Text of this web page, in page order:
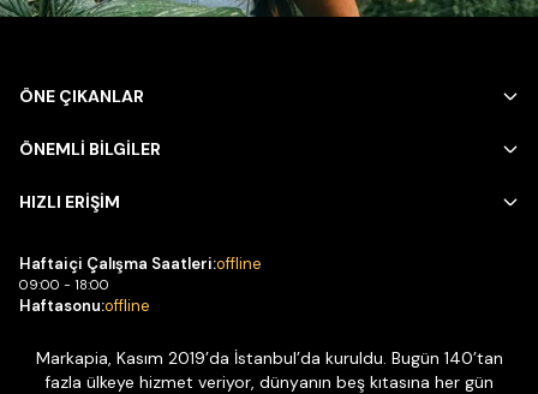
ÖNE ÇIKANLAR
ÖNEMLİ BİLGİLER
HIZLI ERİŞİM
Haftaiçi Çalışma Saatleri:offline
09:00 - 18:00
Haftasonu:offline
Markapia, Kasım 2019’da İstanbul’da kuruldu. Bugün 140’tan
fazla ülkeye hizmet veriyor, dünyanın beş kıtasına her gün